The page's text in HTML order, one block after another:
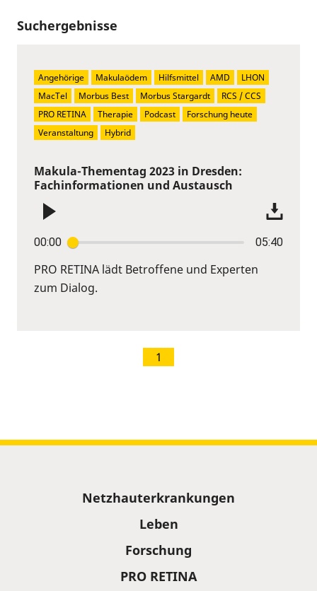
Suchergebnisse
Makula-Thementag 2023 in Dresden:
Fachinformationen und Austausch
00:00 05:40
PRO RETINA lädt Betroffene und Experten
zum Dialog.
Angehörige Makulaödem Hilfsmittel AMD
LHON
MacTel
Morbus Best Morbus Stargardt
RCS / CCS
PRO RETINA
Therapie Podcast
Forschung heute
Veranstaltung
Hybrid
1
Netzhauterkrankungen
Leben
Forschung
PRO RETINA